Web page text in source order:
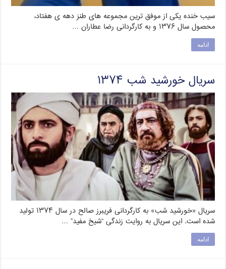
سیب خنده یکی از موفق ترین مجموعه های طنز دهه ی هفتاد،
محصول سال ۱۳۷۶ و به کارگردانی رضا عطاران …
ادامه
سریال خورشید شب ۱۳۷۴
سریال «خورشید شب» به کارگردانی فریبرز صالح در سال ۱۳۷۴ تولید
شده است. این سریال به روایت زندگی “شیخ مفید” …
ادامه